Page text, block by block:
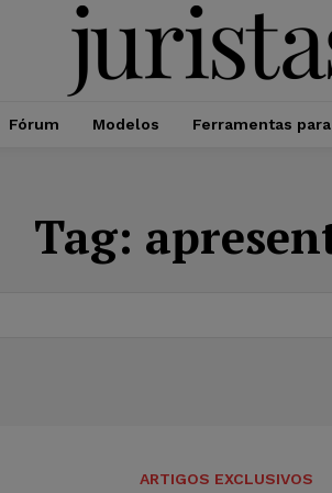
Fórum Modelos Ferramentas para
Tag:
ARTIGOS EXCLUSIVOS